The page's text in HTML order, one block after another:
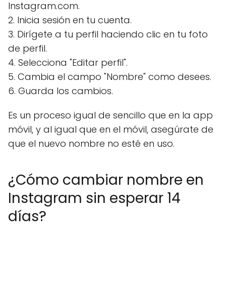
Instagram.com.
2. Inicia sesión en tu cuenta.
3. Dirígete a tu perfil haciendo clic en tu foto
de perfil.
4. Selecciona "Editar perfil".
5. Cambia el campo "Nombre" como desees.
6. Guarda los cambios.
Es un proceso igual de sencillo que en la app
móvil, y al igual que en el móvil, asegúrate de
que el nuevo nombre no esté en uso.
¿Cómo cambiar nombre en
Instagram sin esperar 14
días?